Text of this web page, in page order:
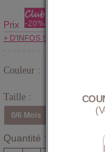
Prix
+ D'INFOS SUR LE CLUB
Couleur :
Taille :
0/6 Mois
Quantité :